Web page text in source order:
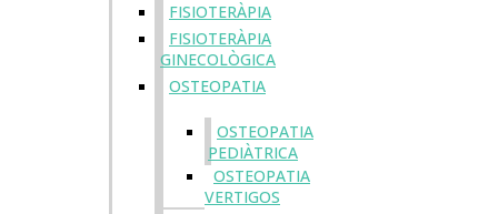
FISIOTERÀPIA
FISIOTERÀPIA
GINECOLÒGICA
OSTEOPATIA
OSTEOPATIA
PEDIÀTRICA
OSTEOPATIA
VERTIGOS